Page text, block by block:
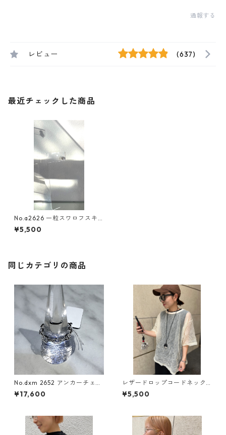
通報する
レビュー (637)
最近チェックした商品
No.a2626 一粒スワロフスキ
ーピアス
¥5,500
同じカテゴリの商品
No.dxm 2652 アンカーチェー
ンリング
¥17,600
レザードロップコードネック
レス
¥5,500